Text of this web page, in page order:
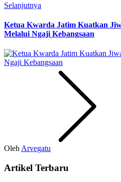
Selanjutnya
Ketua Kwarda Jatim Kuatkan
Melalui Ngaji Kebangsaan
OlehArvegatu
Artikel Terbaru